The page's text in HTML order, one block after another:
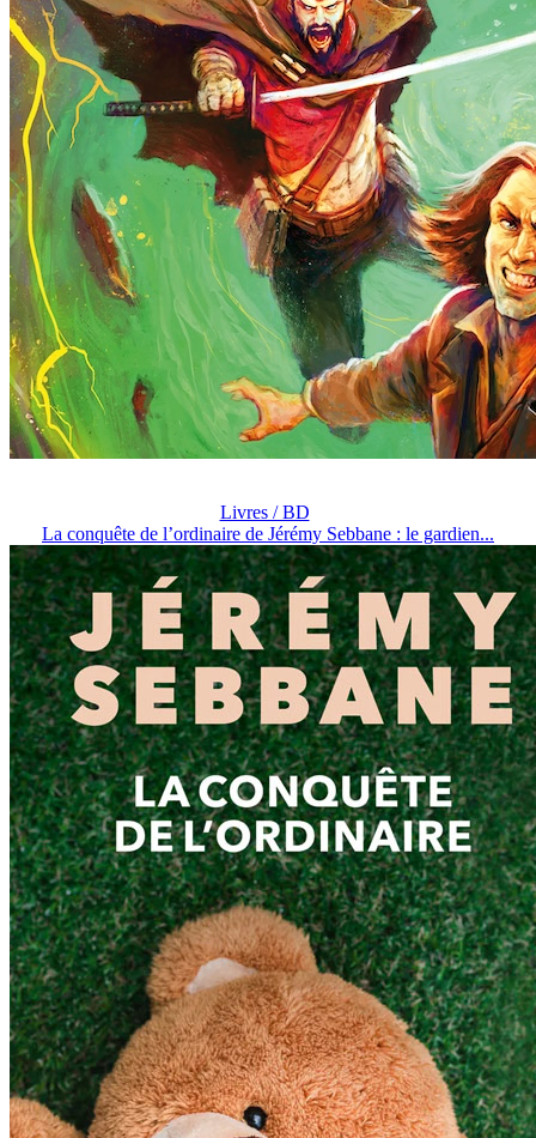
Livres / BD
La conquête de l’ordinaire de Jérémy Sebbane : le gardien...